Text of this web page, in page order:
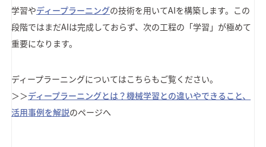
学習やディープラーニングの技術を用いてAIを構築します。この
段階ではまだAIは完成しておらず、次の工程の「学習」が極めて
重要になります。
ディープラーニングについてはこちらもご覧ください。
＞＞ディープラーニングとは？機械学習との違いやできること、
活用事例を解説のページへ